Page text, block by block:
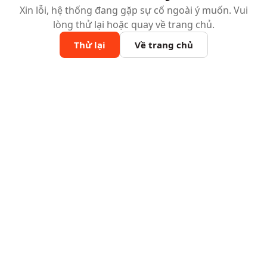
Xin lỗi, hệ thống đang gặp sự cố ngoài ý muốn. Vui
lòng thử lại hoặc quay về trang chủ.
Thử lại Về trang chủ